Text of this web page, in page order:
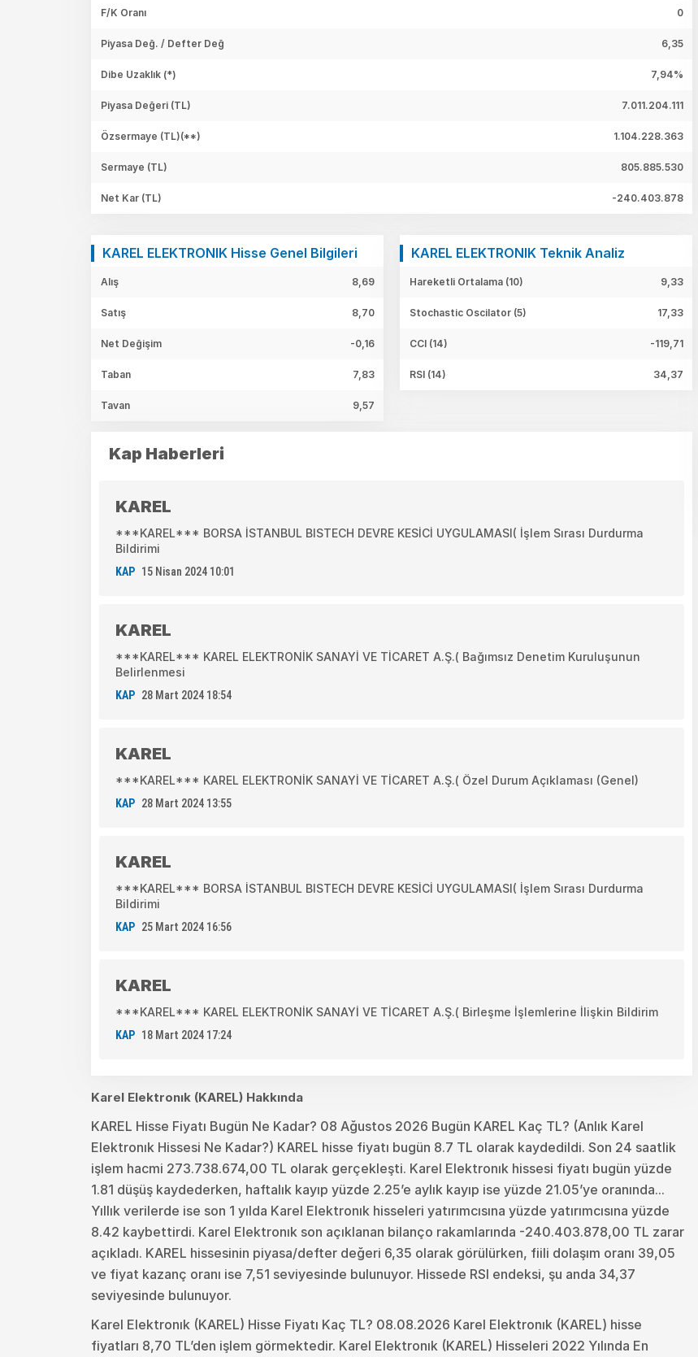
F/K Oranı 0
Piyasa Değ. / Defter Değ 6,35
Dibe Uzaklık (*) 7,94%
Piyasa Değeri (TL) 7.011.204.111
Özsermaye (TL)(**) 1.104.228.363
Sermaye (TL) 805.885.530
Net Kar (TL) -240.403.878
KAREL ELEKTRONIK Hisse Genel Bilgileri
Alış 8,69
Satış 8,70
Net Değişim -0,16
Taban 7,83
Tavan 9,57
KAREL ELEKTRONIK Teknik Analiz
Hareketli Ortalama (10) 9,33
Stochastic Oscilator (5) 17,33
CCI (14) -119,71
RSI (14) 34,37
Kap Haberleri
KAREL
***KAREL*** BORSA İSTANBUL BISTECH DEVRE KESİCİ UYGULAMASI( İşlem Sırası Durdurma
Bildirimi
KAP 15 Nisan 2024 10:01
KAREL
***KAREL*** KAREL ELEKTRONİK SANAYİ VE TİCARET A.Ş.( Bağımsız Denetim Kuruluşunun
Belirlenmesi
KAP 28 Mart 2024 18:54
KAREL
***KAREL*** KAREL ELEKTRONİK SANAYİ VE TİCARET A.Ş.( Özel Durum Açıklaması (Genel)
KAP 28 Mart 2024 13:55
KAREL
***KAREL*** BORSA İSTANBUL BISTECH DEVRE KESİCİ UYGULAMASI( İşlem Sırası Durdurma
Bildirimi
KAP 25 Mart 2024 16:56
KAREL
***KAREL*** KAREL ELEKTRONİK SANAYİ VE TİCARET A.Ş.( Birleşme İşlemlerine İlişkin Bildirim
KAP 18 Mart 2024 17:24
Karel Elektronık (KAREL) Hakkında
KAREL Hisse Fiyatı Bugün Ne Kadar? 08 Ağustos 2026 Bugün KAREL Kaç TL? (Anlık Karel
Elektronık Hissesi Ne Kadar?) KAREL hisse fiyatı bugün 8.7 TL olarak kaydedildi. Son 24 saatlik
işlem hacmi 273.738.674,00 TL olarak gerçekleşti. Karel Elektronık hissesi fiyatı bugün yüzde
1.81 düşüş kaydederken, haftalık kayıp yüzde 2.25’e aylık kayıp ise yüzde 21.05’ye oranında...
Yıllık verilerde ise son 1 yılda Karel Elektronık hisseleri yatırımcısına yüzde yatırımcısına yüzde
8.42 kaybettirdi. Karel Elektronık son açıklanan bilanço rakamlarında -240.403.878,00 TL zarar
açıkladı. KAREL hissesinin piyasa/defter değeri 6,35 olarak görülürken, fiili dolaşım oranı 39,05
ve fiyat kazanç oranı ise 7,51 seviyesinde bulunuyor. Hissede RSI endeksi, şu anda 34,37
seviyesinde bulunuyor.
Karel Elektronık (KAREL) Hisse Fiyatı Kaç TL? 08.08.2026 Karel Elektronık (KAREL) hisse
fiyatları 8,70 TL’den işlem görmektedir. Karel Elektronık (KAREL) Hisseleri 2022 Yılında En